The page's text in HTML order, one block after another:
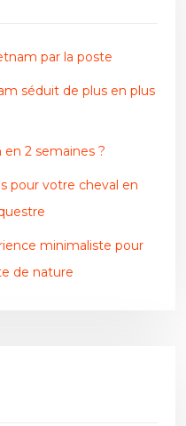
par la poste
séduit de plus en plus
2 semaines ?
pour votre cheval en
minimaliste pour
de nature